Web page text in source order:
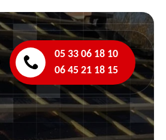
05 33 06 18 10
06 45 21 18 15